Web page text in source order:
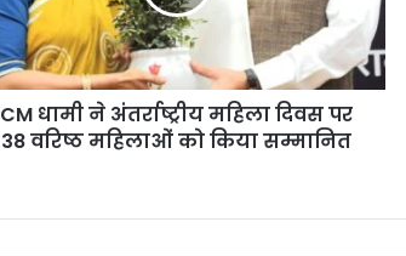
CM धामी ने अंतर्राष्ट्रीय महिला दिवस पर
38 वरिष्ठ महिलाओं को किया सम्मानित